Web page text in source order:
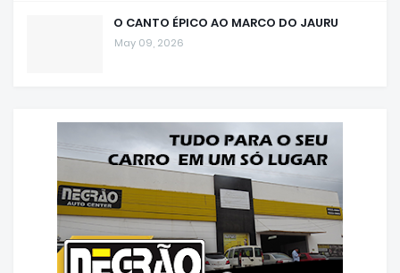
O CANTO ÉPICO AO MARCO DO JAURU
May 09, 2026